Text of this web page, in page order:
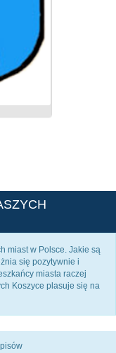
miast w Polsce. Jakie są
się pozytywnie i
miasta raczej
Koszyce plasuje się na